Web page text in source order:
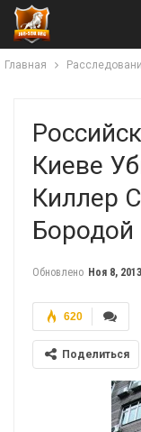
Главная
Киеве
Киллер
Бородой
Обновлено Ноя 8, 2013
620
Поделиться